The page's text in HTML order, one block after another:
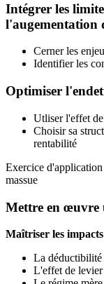
Intégrer les
l'augementation
Cerner les
Identifier les
Optimiser
Utliser l'effet
Choisir sa
rentabilité
Exercice
massue
Mettre en œuvre
Maîtriser les
La déductibilité
L'effet de